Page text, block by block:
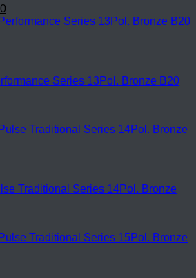
preço
Series 13Pol. Bronze B20
Traditional Series 14Pol. Bronze